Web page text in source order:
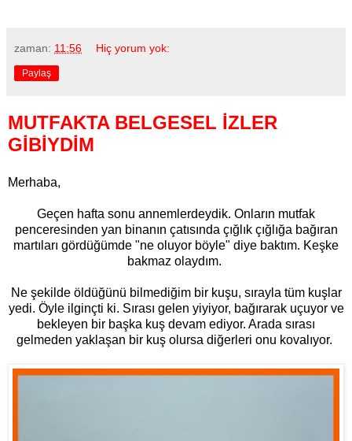
zaman: 11:56 Hiç yorum yok:
Paylaş
MUTFAKTA BELGESEL İZLER
GİBİYDİM
Merhaba,
Geçen hafta sonu annemlerdeydik. Onların mutfak
penceresinden yan binanın çatısında çığlık çığlığa bağıran
martıları gördüğümde "ne oluyor böyle" diye baktım. Keşke
bakmaz olaydım.
Ne şekilde öldüğünü bilmediğim bir kuşu, sırayla tüm kuşlar
yedi. Öyle ilginçti ki. Sırası gelen yiyiyor, bağırarak uçuyor ve
bekleyen bir başka kuş devam ediyor. Arada sırası
gelmeden yaklaşan bir kuş olursa diğerleri onu kovalıyor.